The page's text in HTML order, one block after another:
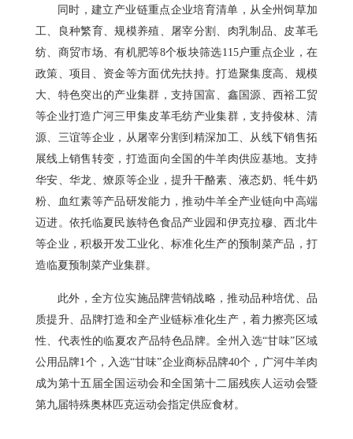
同时，建立产业链重点企业培育清单，从全州饲草加
工、良种繁育、规模养殖、屠宰分割、肉乳制品、皮革毛
纺、商贸市场、有机肥等8个板块筛选115户重点企业，在
政策、项目、资金等方面优先扶持。打造聚集度高、规模
大、特色突出的产业集群，支持国富、鑫国源、西裕工贸
等企业打造广河三甲集皮革毛纺产业集群，支持俊林、清
源、三谊等企业，从屠宰分割到精深加工、从线下销售拓
展线上销售转变，打造面向全国的牛羊肉供应基地。支持
华安、华龙、燎原等企业，提升干酪素、液态奶、牦牛奶
粉、血红素等产品研发能力，推动牛羊全产业链向中高端
迈进。依托临夏民族特色食品产业园和伊克拉穆、西北牛
等企业，积极开发工业化、标准化生产的预制菜产品，打
造临夏预制菜产业集群。
此外，全方位实施品牌营销战略，推动品种培优、品
质提升、品牌打造和全产业链标准化生产，着力擦亮区域
性、代表性的临夏农产品特色品牌。全州入选“甘味”区域
公用品牌1个，入选“甘味”企业商标品牌40个，广河牛羊肉
成为第十五届全国运动会和全国第十二届残疾人运动会暨
第九届特殊奥林匹克运动会指定供应食材。